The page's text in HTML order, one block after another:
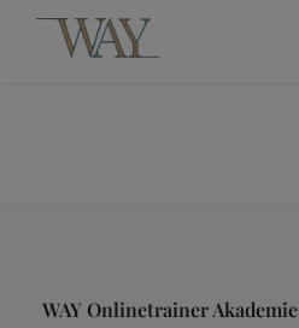
WAY Onlinetrainer Akademie